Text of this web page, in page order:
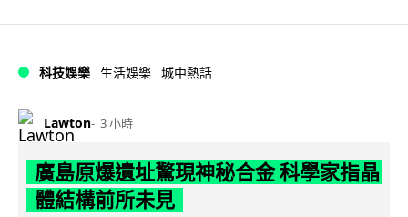
科技娛樂 生活娛樂 城中熱話
Lawton 3 小時
廣島原爆遺址驚現神秘合金 科學家指晶
體結構前所未見